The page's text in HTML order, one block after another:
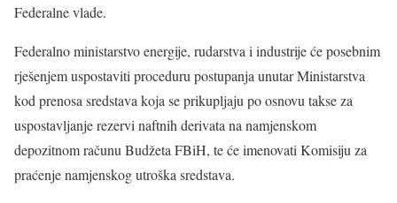
Federalne vlade.
Federalno ministarstvo energije, rudarstva i industrije će posebnim
rješenjem uspostaviti proceduru postupanja unutar Ministarstva
kod prenosa sredstava koja se prikupljaju po osnovu takse za
uspostavljanje rezervi naftnih derivata na namjenskom
depozitnom računu Budžeta FBiH, te će imenovati Komisiju za
praćenje namjenskog utroška sredstava.